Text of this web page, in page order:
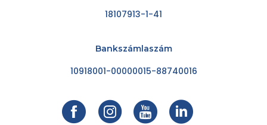
18107913-1-41
Bankszámlaszám
10918001-00000015-88740016